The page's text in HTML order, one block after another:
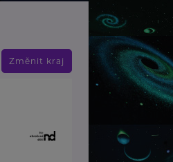
Změnit kraj